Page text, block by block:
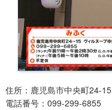
住所：鹿児島市中央町24-15
電話番号： 099-299-6855